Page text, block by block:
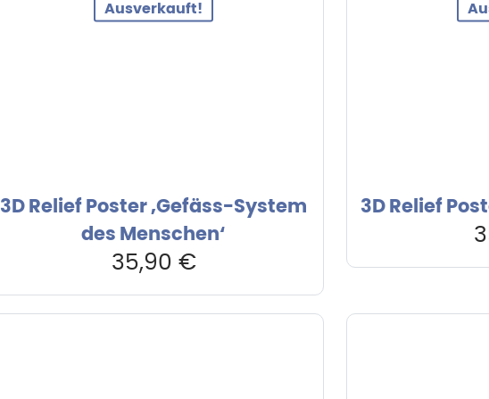
Ausverkauft!
3D Relief Poster ‚Gefäss-System
des Menschen‘
35,90 €
3D Relief